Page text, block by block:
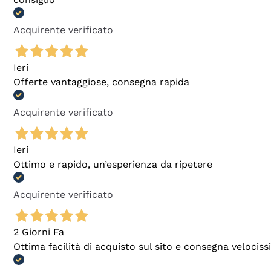
Acquirente verificato
Ieri
Offerte vantaggiose, consegna rapida
Acquirente verificato
Ieri
Ottimo e rapido, un’esperienza da ripetere
Acquirente verificato
2 Giorni Fa
Ottima facilità di acquisto sul sito e consegna